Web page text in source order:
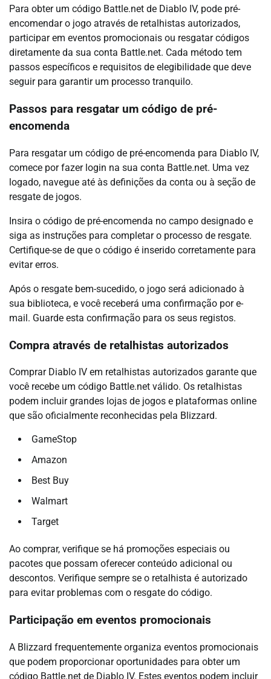
Para obter um código Battle.net de Diablo IV, pode pré-
encomendar o jogo através de retalhistas autorizados,
participar em eventos promocionais ou resgatar códigos
diretamente da sua conta Battle.net. Cada método tem
passos específicos e requisitos de elegibilidade que deve
seguir para garantir um processo tranquilo.
Passos para resgatar um código de pré-
encomenda
Para resgatar um código de pré-encomenda para Diablo IV,
comece por fazer login na sua conta Battle.net. Uma vez
logado, navegue até às definições da conta ou à seção de
resgate de jogos.
Insira o código de pré-encomenda no campo designado e
siga as instruções para completar o processo de resgate.
Certifique-se de que o código é inserido corretamente para
evitar erros.
Após o resgate bem-sucedido, o jogo será adicionado à
sua biblioteca, e você receberá uma confirmação por e-
mail. Guarde esta confirmação para os seus registos.
Compra através de retalhistas autorizados
Comprar Diablo IV em retalhistas autorizados garante que
você recebe um código Battle.net válido. Os retalhistas
podem incluir grandes lojas de jogos e plataformas online
que são oficialmente reconhecidas pela Blizzard.
GameStop
Amazon
Best Buy
Walmart
Target
Ao comprar, verifique se há promoções especiais ou
pacotes que possam oferecer conteúdo adicional ou
descontos. Verifique sempre se o retalhista é autorizado
para evitar problemas com o resgate do código.
Participação em eventos promocionais
A Blizzard frequentemente organiza eventos promocionais
que podem proporcionar oportunidades para obter um
código Battle.net de Diablo IV. Estes eventos podem incluir